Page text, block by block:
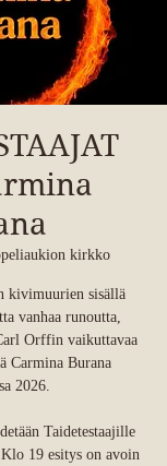
kirkko
kivimuurien sisällä
vanhaa runoutta,
Orffin vaikuttavaa
Carmina Burana
2026.
Taidetestaajille
19 esitys on avoin